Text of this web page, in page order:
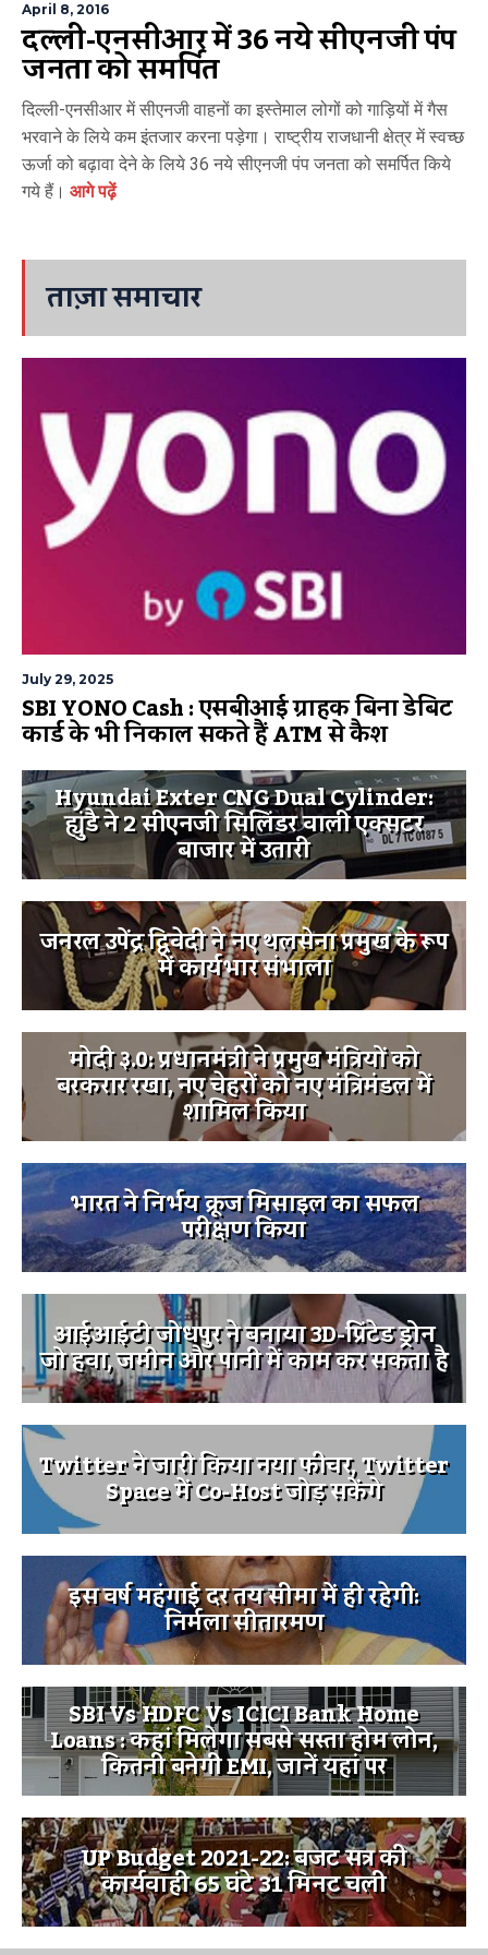
April 8, 2016
दिल्ली-एनसीआर में 36 नये सीएनजी पंप
जनता को समर्पित
दिल्ली-एनसीआर में सीएनजी वाहनों का इस्तेमाल लोगों को गाड़ियों में गैस
भरवाने के लिये कम इंतजार करना पड़ेगा। राष्ट्रीय राजधानी क्षेत्र में स्वच्छ
ऊर्जा को बढ़ावा देने के लिये 36 नये सीएनजी पंप जनता को समर्पित किये
गये हैं। आगे पढ़ें
ताज़ा समाचार
July 29, 2025
SBI YONO Cash : एसबीआई ग्राहक बिना डेबिट
कार्ड के भी निकाल सकते हैं ATM से कैश
Hyundai Exter CNG Dual Cylinder:
ह्युंडै ने 2 सीएनजी सिलिंडर वाली एक्सटर
बाजार में उतारी
जनरल उपेंद्र द्विवेदी ने नए थलसेना प्रमुख के रूप
में कार्यभार संभाला
मोदी ३.0: प्रधानमंत्री ने प्रमुख मंत्रियों को
बरकरार रखा, नए चेहरों को नए मंत्रिमंडल में
शामिल किया
भारत ने निर्भय क्रूज मिसाइल का सफल
परीक्षण किया
आईआईटी जोधपुर ने बनाया 3D-प्रिंटेड ड्रोन
जो हवा, जमीन और पानी में काम कर सकता है
Twitter ने जारी किया नया फीचर, Twitter
Space में Co-Host जोड़ सकेंगे
इस वर्ष महंगाई दर तय सीमा में ही रहेगी:
निर्मला सीतारमण
SBI Vs HDFC Vs ICICI Bank Home
Loans : कहां मिलेगा सबसे सस्ता होम लोन,
कितनी बनेगी EMI, जानें यहां पर
UP Budget 2021-22: बजट सत्र की
कार्यवाही 65 घंटे 31 मिनट चली